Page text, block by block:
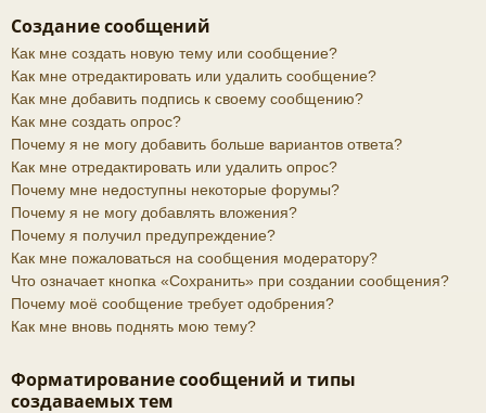
Создание сообщений
Как мне создать новую тему или сообщение?
Как мне отредактировать или удалить сообщение?
Как мне добавить подпись к своему сообщению?
Как мне создать опрос?
Почему я не могу добавить больше вариантов ответа?
Как мне отредактировать или удалить опрос?
Почему мне недоступны некоторые форумы?
Почему я не могу добавлять вложения?
Почему я получил предупреждение?
Как мне пожаловаться на сообщения модератору?
Что означает кнопка «Сохранить» при создании сообщения?
Почему моё сообщение требует одобрения?
Как мне вновь поднять мою тему?
Форматирование сообщений и типы
создаваемых тем